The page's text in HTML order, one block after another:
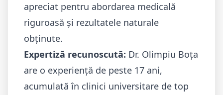
apreciat pentru abordarea medicală
riguroasă și rezultatele naturale
obținute.
Expertiză recunoscută: Dr. Olimpiu Boța
are o experiență de peste 17 ani,
acumulată în clinici universitare de top